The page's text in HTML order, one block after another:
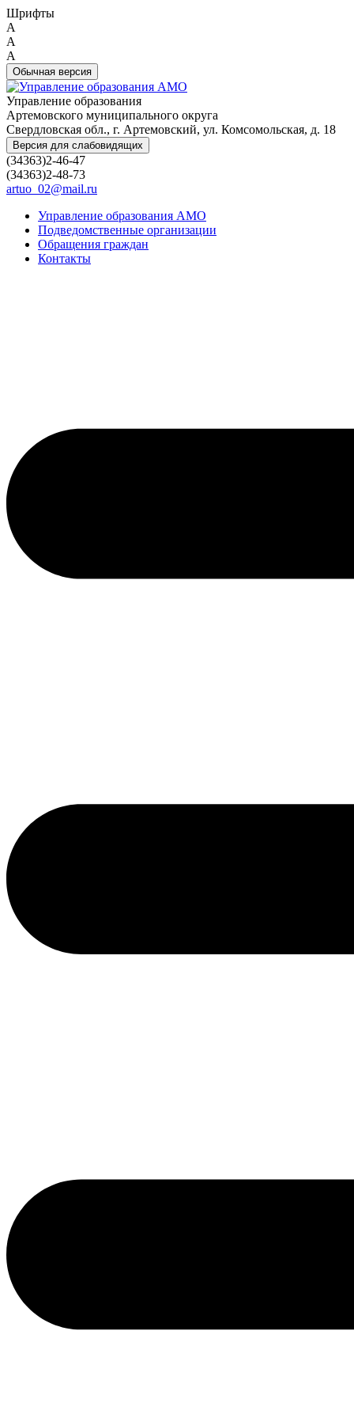
Шрифты
A
A
A
Обычная версия
Управление образования
Артемовского муниципального округа
Свердловская обл., г. Артемовский, ул. Комсомольская, д. 18
Версия для слабовидящих
(34363)2-46-47
(34363)2-48-73
artuo_02@mail.ru
Управление образования АМО
Подведомственные организации
Обращения граждан
Контакты